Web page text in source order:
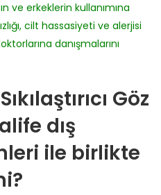
ve erkeklerin kullanımına
cilt hassasiyeti ve alerjisi
danışmalarını
Göz
dış
ile birlikte